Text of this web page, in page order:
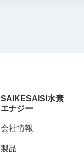
SAIKESAISI水素
エナジー
会社情報
製品